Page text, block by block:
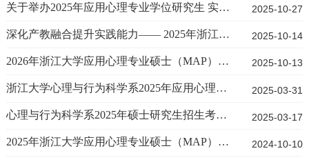
关于举办2025年应用心理专业学位研究生 实践技能大赛系内评比的通知 2025-10-27
深化产教融合提升实践能力—— 2025年浙江大学心理与行为科学系应用心理专业学位研究生... 2025-10-14
​2026年浙江大学应用心理专业硕士（MAP）招生简章 2025-10-13
​浙江大学心理与行为科学系2025年应用心理博士专业学位研究生招生简章 2025-03-31
心理与行为科学系2025年硕士研究生招生考试复试录取方案 2025-03-17
2025年浙江大学应用心理专业硕士（MAP）招生简章 2024-10-10